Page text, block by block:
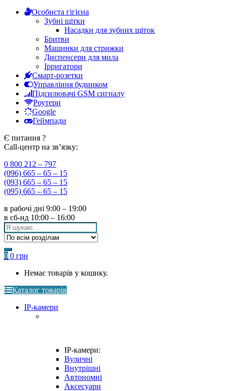
Особиста гігієна
Зубні щітки
Насадки для зубних щіток
Бритви
Машинки для стрижки
Диспенсери для мила
Ірригатори
Смарт-розетки
Управління будинком
Підсилювачі GSM сигналу
Роутери
Google
Геймпади
Є питання ?
Call-центр на зв’язку:
0 800 212 – 797
(096) 665 – 65 – 15
(093) 665 – 65 – 15
(095) 665 – 65 – 15
в рабочі дні 9:00 – 19:00
в сб-нд 10:00 – 16:00
Search
for:
0 0 грн
Немає товарів у кошику.
Каталог товарів
IP-камери
IP-камери:
Вуличні
Внутрішні
Автономні
Аксесуари